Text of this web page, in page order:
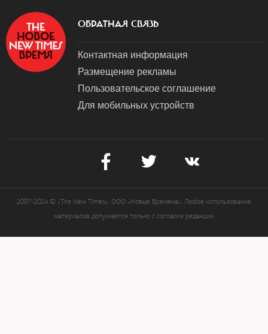
ОБРАТНАЯ СВЯЗЬ
Контактная информация
Размещение рекламы
Пользовательское соглашение
Для мобильных устройств
2007-2024 © «The New Times». ООО «Новые Времена». Любое использование
материалов допускается только с согласия редакции.